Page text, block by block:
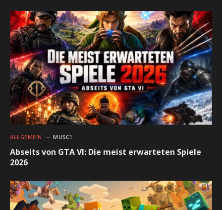
ALLGEMEIN MUSC1
Abseits von GTA VI: Die meist erwarteten Spiele
2026